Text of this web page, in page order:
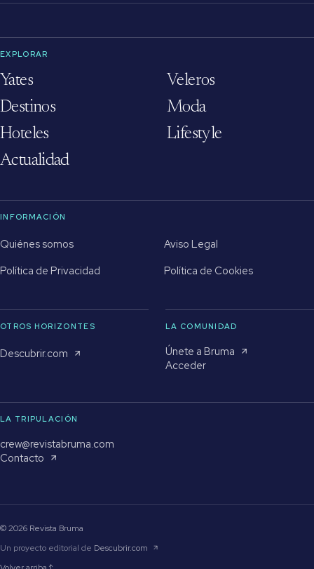
EXPLORAR
Yates
Veleros
Destinos
Moda
Hoteles
Lifestyle
Actualidad
INFORMACIÓN
Quiénes somos
Aviso Legal
Política de Privacidad
Política de Cookies
OTROS HORIZONTES
Descubrir.com
LA COMUNIDAD
Únete a Bruma
Acceder
LA TRIPULACIÓN
crew@revistabruma.com
Contacto
© 2026 Revista Bruma
Un proyecto editorial de Descubrir.com